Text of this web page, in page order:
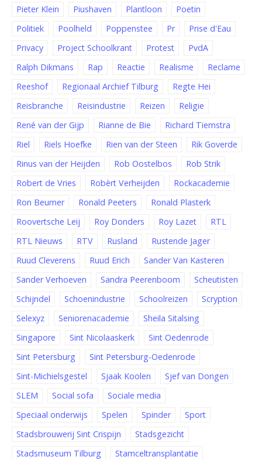
Pieter Klein
Piushaven Plantloon
Poetin
Politiek
Poolheld Poppenstee Pr
Prise d'Eau
Privacy
Project Schoolkrant Protest
PvdA
Ralph Dikmans
Rap Reactie Realisme
Reclame
Reeshof
Regionaal Archief Tilburg
Regte Hei
Reisbranche
Reisindustrie Reizen
Religie
René van der Gijp
Rianne de Bie
Richard Tiemstra
Riel
Riels Hoefke Rien van der Steen
Rik Goverde
Rinus van der Heijden
Rob Oostelbos
Rob Strik
Robert de Vries
Robèrt Verheijden
Rockacademie
Ron Beumer
Ronald Peeters
Ronald Plasterk
Roovertsche Leij
Roy Donders Roy Lazet
RTL
RTL Nieuws
RTV Rusland
Rustende Jager
Ruud Cleverens
Ruud Erich
Sander Van Kasteren
Sander Verhoeven
Sandra Peerenboom
Scheutisten
Schijndel
Schoenindustrie Schoolreizen
Scryption
Selexyz
Seniorenacademie
Sheila Sitalsing
Singapore
Sint Nicolaaskerk
Sint Oedenrode
Sint Petersburg
Sint Petersburg-Oedenrode
Sint-Michielsgestel
Sjaak Koolen
Sjef van Dongen
SLEM
Social sofa
Sociale media
Speciaal onderwijs
Spelen Spinder
Sport
Stadsbrouwerij Sint Crispijn
Stadsgezicht
Stadsmuseum Tilburg
Stamceltransplantatie